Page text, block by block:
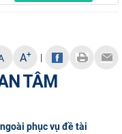
A+ |
TÂM
phục vụ đề tài